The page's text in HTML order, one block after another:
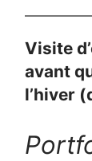
Visite
avant
l’hiver